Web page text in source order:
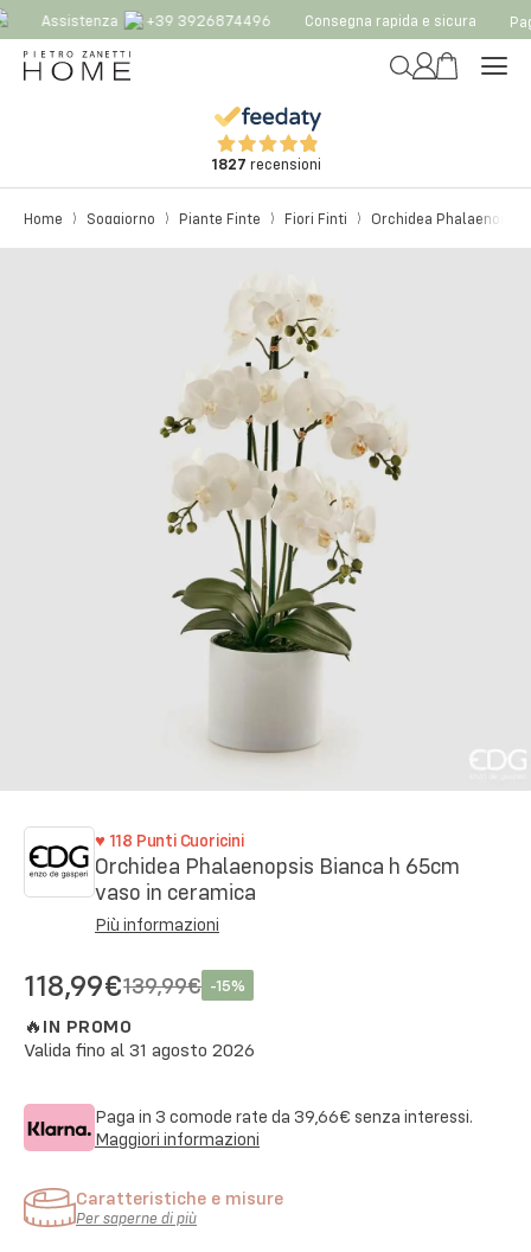
Assistenza +39 3926874496 Consegna rapida e sicura
1827 recensioni
Home Soggiorno Piante Finte Fiori Finti Orchidea
♥ 118 Punti Cuoricini
Orchidea Phalaenopsis Bianca h 65cm
vaso in ceramica
Più informazioni
118,99€139,99€ -15%
🔥 IN PROMO
Valida fino al 31 agosto 2026
Paga in 3 comode rate da 39,66€ senza interessi.
Maggiori informazioni
Caratteristiche e misure
Per saperne di più